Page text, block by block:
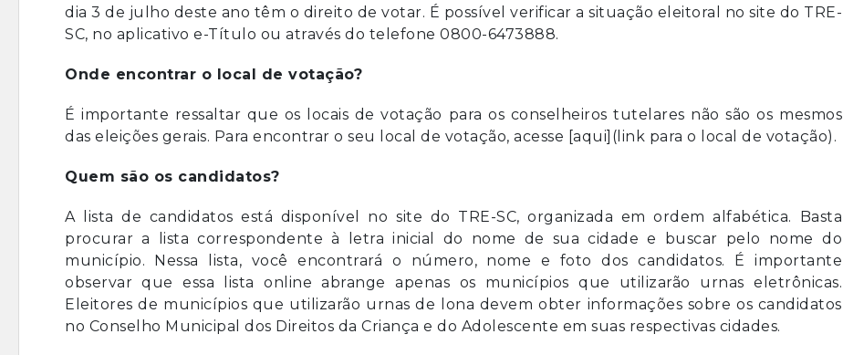
dia 3 de julho deste ano têm o direito de votar. É possível verificar a situação eleitoral no site do TRE-
SC, no aplicativo e-Título ou através do telefone 0800-6473888.
Onde encontrar o local de votação?
É importante ressaltar que os locais de votação para os conselheiros tutelares não são os mesmos
das eleições gerais. Para encontrar o seu local de votação, acesse [aqui](link para o local de votação).
Quem são os candidatos?
A lista de candidatos está disponível no site do TRE-SC, organizada em ordem alfabética. Basta
procurar a lista correspondente à letra inicial do nome de sua cidade e buscar pelo nome do
município. Nessa lista, você encontrará o número, nome e foto dos candidatos. É importante
observar que essa lista online abrange apenas os municípios que utilizarão urnas eletrônicas.
Eleitores de municípios que utilizarão urnas de lona devem obter informações sobre os candidatos
no Conselho Municipal dos Direitos da Criança e do Adolescente em suas respectivas cidades.